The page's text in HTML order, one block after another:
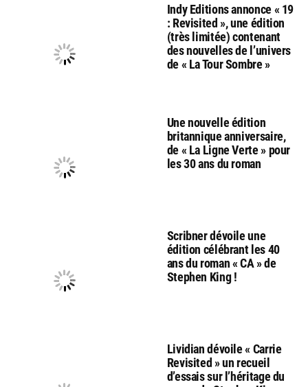
Indy Editions annonce « 19
: Revisited », une édition
(très limitée) contenant
des nouvelles de l’univers
de « La Tour Sombre »
Une nouvelle édition
britannique anniversaire,
de « La Ligne Verte » pour
les 30 ans du roman
Scribner dévoile une
édition célébrant les 40
ans du roman « CA » de
Stephen King !
Lividian dévoile « Carrie
Revisited » un recueil
d’essais sur l’héritage du